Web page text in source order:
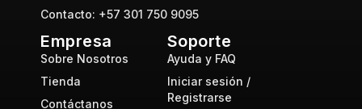
Contacto: +57 301 750 9095
Empresa
Sobre Nosotros
Tienda
Contáctanos
Soporte
Ayuda y FAQ
Iniciar sesión /
Registrarse